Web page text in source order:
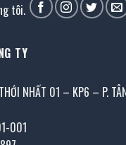
tôi.
TY
NHẤT 01 – KP6 – P.
001